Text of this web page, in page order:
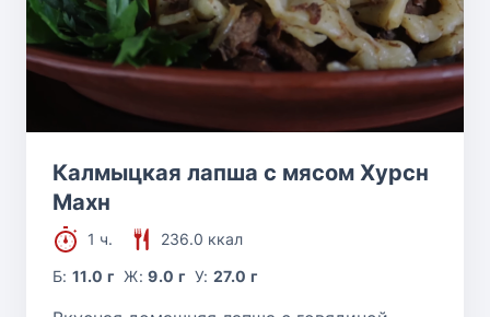
Калмыцкая лапша с мясом Хурсн
Махн
1 ч.
236.0 ккал
Б:11.0 г Ж:9.0 г У:27.0 г